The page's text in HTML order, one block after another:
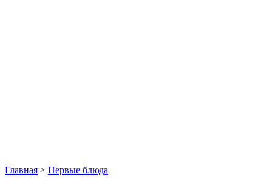
Главная > Первые блюда